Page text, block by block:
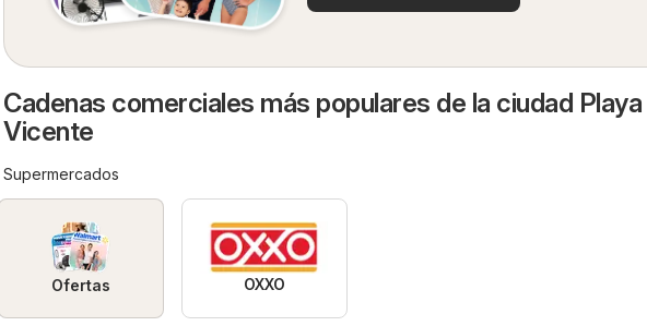
Cadenas comerciales más populares de la ciudad Playa
Vicente
Supermercados
Ofertas OXXO